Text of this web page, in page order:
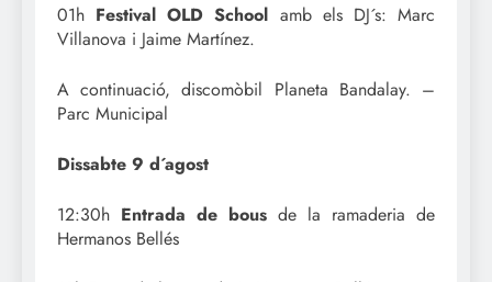
01h Festival OLD School amb els DJ´s: Marc
Villanova i Jaime Martínez.
A continuació, discomòbil Planeta Bandalay. –
Parc Municipal
Dissabte 9 d´agost
12:30h Entrada de bous de la ramaderia de
Hermanos Bellés